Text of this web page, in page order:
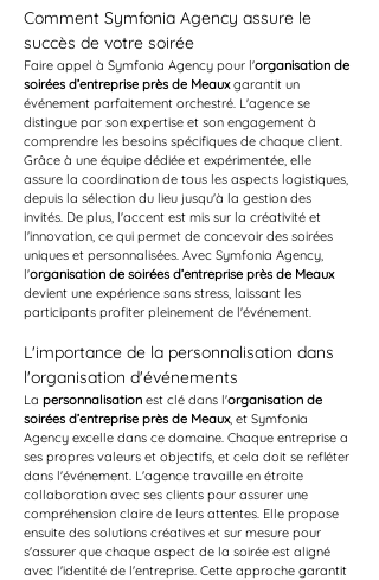
Comment Symfonia Agency assure le
succès de votre soirée
Faire appel à Symfonia Agency pour l'organisation de
soirées d’entreprise près de Meaux garantit un
événement parfaitement orchestré. L'agence se
distingue par son expertise et son engagement à
comprendre les besoins spécifiques de chaque client.
Grâce à une équipe dédiée et expérimentée, elle
assure la coordination de tous les aspects logistiques,
depuis la sélection du lieu jusqu'à la gestion des
invités. De plus, l'accent est mis sur la créativité et
l'innovation, ce qui permet de concevoir des soirées
uniques et personnalisées. Avec Symfonia Agency,
l'organisation de soirées d’entreprise près de Meaux
devient une expérience sans stress, laissant les
participants profiter pleinement de l'événement.
L'importance de la personnalisation dans
l'organisation d'événements
La personnalisation est clé dans l'organisation de
soirées d’entreprise près de Meaux, et Symfonia
Agency excelle dans ce domaine. Chaque entreprise a
ses propres valeurs et objectifs, et cela doit se refléter
dans l'événement. L'agence travaille en étroite
collaboration avec ses clients pour assurer une
compréhension claire de leurs attentes. Elle propose
ensuite des solutions créatives et sur mesure pour
s'assurer que chaque aspect de la soirée est aligné
avec l'identité de l'entreprise. Cette approche garantit